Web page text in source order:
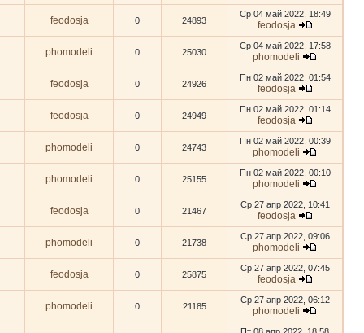
feodosja 0 24893
Ср 04 май 2022, 18:49
feodosja
phomodeli 0 25030
Ср 04 май 2022, 17:58
phomodeli
feodosja 0 24926
Пн 02 май 2022, 01:54
feodosja
feodosja 0 24949
Пн 02 май 2022, 01:14
feodosja
phomodeli 0 24743
Пн 02 май 2022, 00:39
phomodeli
phomodeli 0 25155
Пн 02 май 2022, 00:10
phomodeli
feodosja 0 21467
Ср 27 апр 2022, 10:41
feodosja
phomodeli 0 21738
Ср 27 апр 2022, 09:06
phomodeli
feodosja 0 25875
Ср 27 апр 2022, 07:45
feodosja
phomodeli 0 21185
Ср 27 апр 2022, 06:12
phomodeli